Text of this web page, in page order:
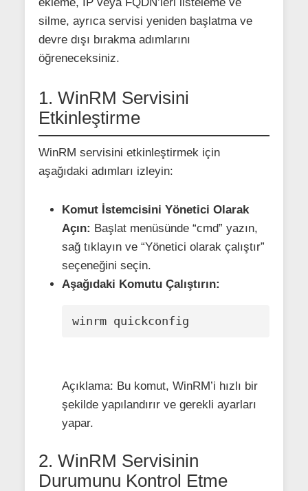
silme, ayrıca servisi yeniden başlatma ve
devre dışı bırakma adımlarını
öğreneceksiniz.
1. WinRM Servisini
Etkinleştirme
WinRM servisini etkinleştirmek için
aşağıdaki adımları izleyin:
Komut İstemcisini Yönetici Olarak
Açın: Başlat menüsünde “cmd” yazın,
sağ tıklayın ve “Yönetici olarak çalıştır”
seçeneğini seçin.
Aşağıdaki Komutu Çalıştırın:
winrm quickconfig
Açıklama: Bu komut, WinRM’i hızlı bir
şekilde yapılandırır ve gerekli ayarları
yapar.
2. WinRM Servisinin
Durumunu Kontrol Etme